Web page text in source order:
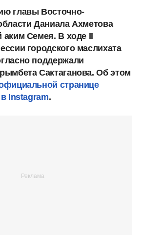
главы Восточно-
Даниала Ахметова
Семея. В ходе ІІ
городского маслихата
поддержали
Сактаганова. Об этом
странице
Instagram.